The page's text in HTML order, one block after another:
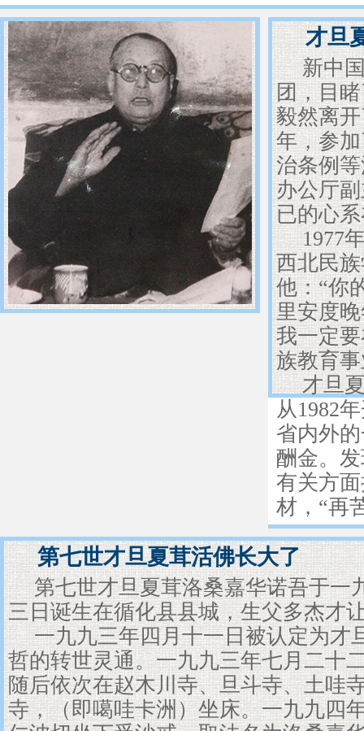
才旦
新中
团，目
毅然离
年，参
治条例
办公厅
已的心
1977
西北民
他：“你
里安度
我一定
族教育
才旦
从1982
省内外
酬金。
有关方
材，“再
第七世才旦夏茸活佛长大了
第七世才旦夏茸洛桑嘉华诺吾于一
三日诞生在循化县县城，生父多杰才
一九九三年四月十一日被认定为才
哲的转世灵通。一九九三年七月二十
随后依次在赵木川寺、旦斗寺、土哇
寺，（即噶哇卡洲）坐床。一九九四